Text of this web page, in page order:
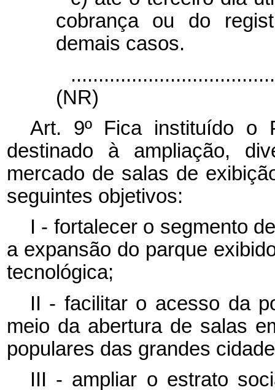
cobrança ou do
demais casos.
(NR)
Art. 9º Fica instituído o
destinado à ampliação,
mercado de salas de
seguintes objetivos:
I - fortalecer o segmento
a expansão do parque
tecnológica;
II - facilitar o acesso da
meio da abertura de salas
populares das grandes
III - ampliar o estrato